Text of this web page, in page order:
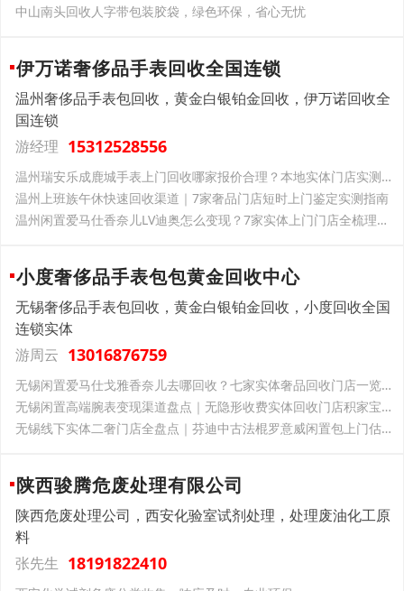
中山南头回收人字带包装胶袋，绿色环保，省心无忧
伊万诺奢侈品手表回收全国连锁
温州奢侈品手表包回收，黄金白银铂金回收，伊万诺回收全
国连锁
游经理 15312528556
温州瑞安乐成鹿城手表上门回收哪家报价合理？本地实体门店实测，百达翡丽宝珀沛纳海回收行情参考
温州上班族午休快速回收渠道｜7家奢品门店短时上门鉴定实测指南
温州闲置爱马仕香奈儿LV迪奥怎么变现？7家实体上门门店全梳理，2026 市场行情与市民真实出手经历
小度奢侈品手表包包黄金回收中心
无锡奢侈品手表包回收，黄金白银铂金回收，小度回收全国
连锁实体
游周云 13016876759
无锡闲置爱马仕戈雅香奈儿去哪回收？七家实体奢品回收门店一览｜上门估价流程本地真实交易案例主流包袋首饰回收行情大全
无锡闲置高端腕表变现渠道盘点｜无隐形收费实体回收门店积家宝珀万国宝玑欧米茄上门估价回收
无锡线下实体二奢门店全盘点｜芬迪中古法棍罗意威闲置包上门估价，名表彩宝鞋服一站式当场回款
陕西骏腾危废处理有限公司
陕西危废处理公司，西安化验室试剂处理，处理废油化工原
料
张先生 18191822410